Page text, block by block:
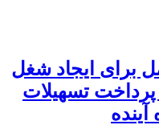
برای ایجاد شغل
تسهیلات